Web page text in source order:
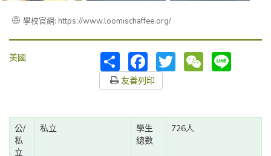
學校官網: https://www.loomischaffee.org/
美國
分
FacebookTwitter WeChat
友善列印
公/
私
立
私立
學生
總數
726人